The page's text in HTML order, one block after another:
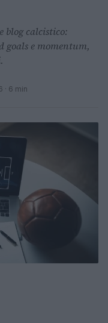
blog calcistico:
goals e momentum,
· 6 min